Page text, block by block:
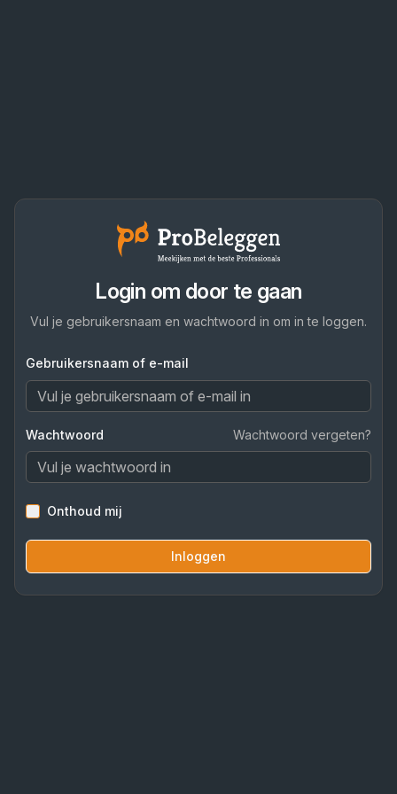
Login om door te gaan
Vul je gebruikersnaam en wachtwoord in om in te loggen.
Gebruikersnaam of e-mail
Wachtwoord Wachtwoord vergeten?
Onthoud mij
Inloggen